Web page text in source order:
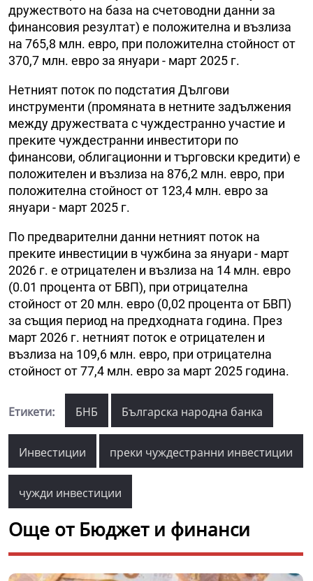
дружеството на база на счетоводни данни за
финансовия резултат) е положителна и възлиза
на 765,8 млн. евро, при положителна стойност от
370,7 млн. евро за януари - март 2025 г.
Нетният поток по подстатия Дългови
инструменти (промяната в нетните задължения
между дружествата с чуждестранно участие и
преките чуждестранни инвеститори по
финансови, облигационни и търговски кредити) е
положителен и възлиза на 876,2 млн. евро, при
положителна стойност от 123,4 млн. евро за
януари - март 2025 г.
По предварителни данни нетният поток на
преките инвестиции в чужбина за януари - март
2026 г. е отрицателен и възлиза на 14 млн. евро
(0.01 процента от БВП), при отрицателна
стойност от 20 млн. евро (0,02 процента от БВП)
за същия период на предходната година. През
март 2026 г. нетният поток е отрицателен и
възлиза на 109,6 млн. евро, при отрицателна
стойност от 77,4 млн. евро за март 2025 година.
Етикети: БНБ Българска народна банка
Инвестиции преки чуждестранни инвестиции
чужди инвестиции
Още от Бюджет и финанси